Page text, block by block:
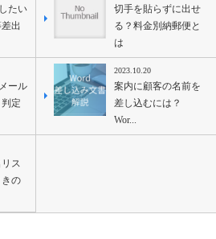
たい
出
切手を貼らずに出せ
る？料金別納郵便と
は
ール
定
2023.10.20
案内に顧客の名前を
差し込むには？
Wor...
ス
きの